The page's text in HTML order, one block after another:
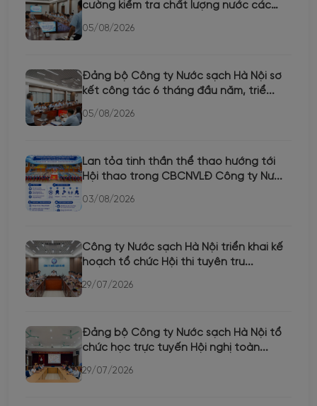
cường kiểm tra chất lượng nước các
th...
05/08/2026
Đảng bộ Công ty Nước sạch Hà Nội sơ
kết công tác 6 tháng đầu năm, triể...
05/08/2026
Lan tỏa tinh thần thể thao hướng tới
Hội thao trong CBCNVLĐ Công ty Nư...
03/08/2026
Công ty Nước sạch Hà Nội triển khai kế
hoạch tổ chức Hội thi tuyên tru...
29/07/2026
Đảng bộ Công ty Nước sạch Hà Nội tổ
chức học trực tuyến Hội nghị toàn...
29/07/2026